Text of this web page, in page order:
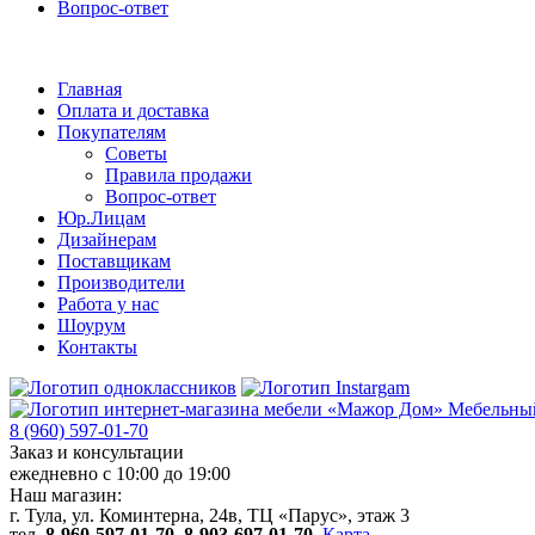
Вопрос-ответ
Главная
Оплата и доставка
Покупателям
Советы
Правила продажи
Вопрос-ответ
Юр.Лицам
Дизайнерам
Поставщикам
Производители
Работа у нас
Шоурум
Контакты
8 (960) 597-01-70
Заказ и консультации
ежедневно с 10:00 до 19:00
Наш магазин:
г. Тула, ул. Коминтерна, 24в, ТЦ «Парус», этаж 3